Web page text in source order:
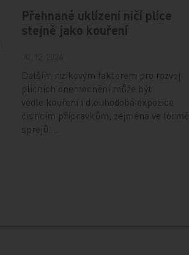
Přehnané uklízení ničí plíce
stejně jako kouření
Dalším rizikovým faktorem pro rozvoj
plicních onemocnění může být
vedle kouření i dlouhodobá expozice
čisticím přípravkům, zejména ve formě
sprejů.…